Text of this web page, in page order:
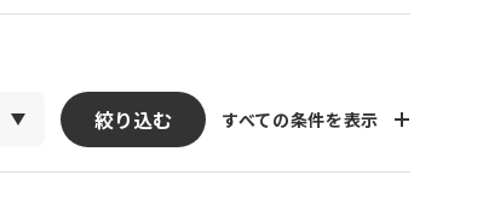
絞り込む すべての条件を表示